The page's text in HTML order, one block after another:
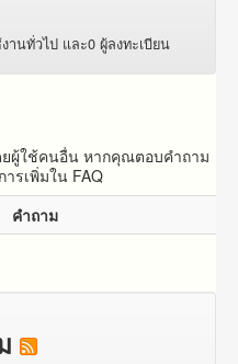
นทั่วไป และ0 ผู้ลงทะเบียน
ผู้ใช้คนอื่น หากคุณตอบคำถาม
รเพิ่มใน FAQ
คำถาม